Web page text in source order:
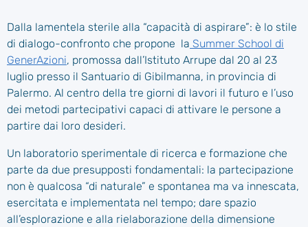
Dalla lamentela sterile alla “capacità di aspirare”: è lo stile
di dialogo-confronto che propone la Summer School di
GenerAzioni, promossa dall’Istituto Arrupe dal 20 al 23
luglio presso il Santuario di Gibilmanna, in provincia di
Palermo. Al centro della tre giorni di lavori il futuro e l’uso
dei metodi partecipativi capaci di attivare le persone a
partire dai loro desideri.
Un laboratorio sperimentale di ricerca e formazione che
parte da due presupposti fondamentali: la partecipazione
non è qualcosa “di naturale” e spontanea ma va innescata,
esercitata e implementata nel tempo; dare spazio
all’esplorazione e alla rielaborazione della dimensione